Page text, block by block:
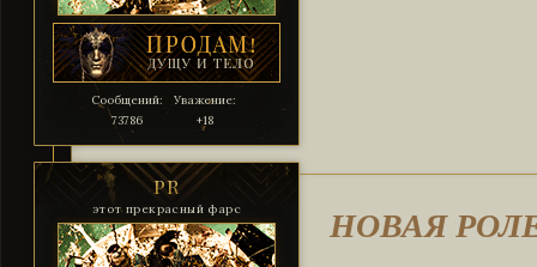
Сообщений:
73786
Уважение:
+18
PR
этот прекрасный фарс НОВАЯ